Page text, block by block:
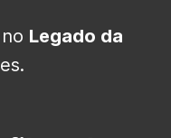
Legado da